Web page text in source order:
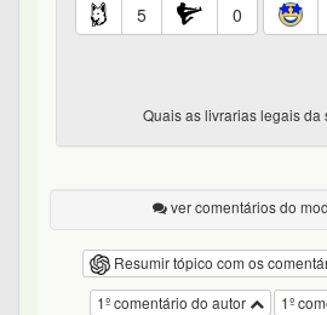
5 0
Quais as livrarias legais
ver comentários do
Resumir tópico com os
1º
1º comentário do autor